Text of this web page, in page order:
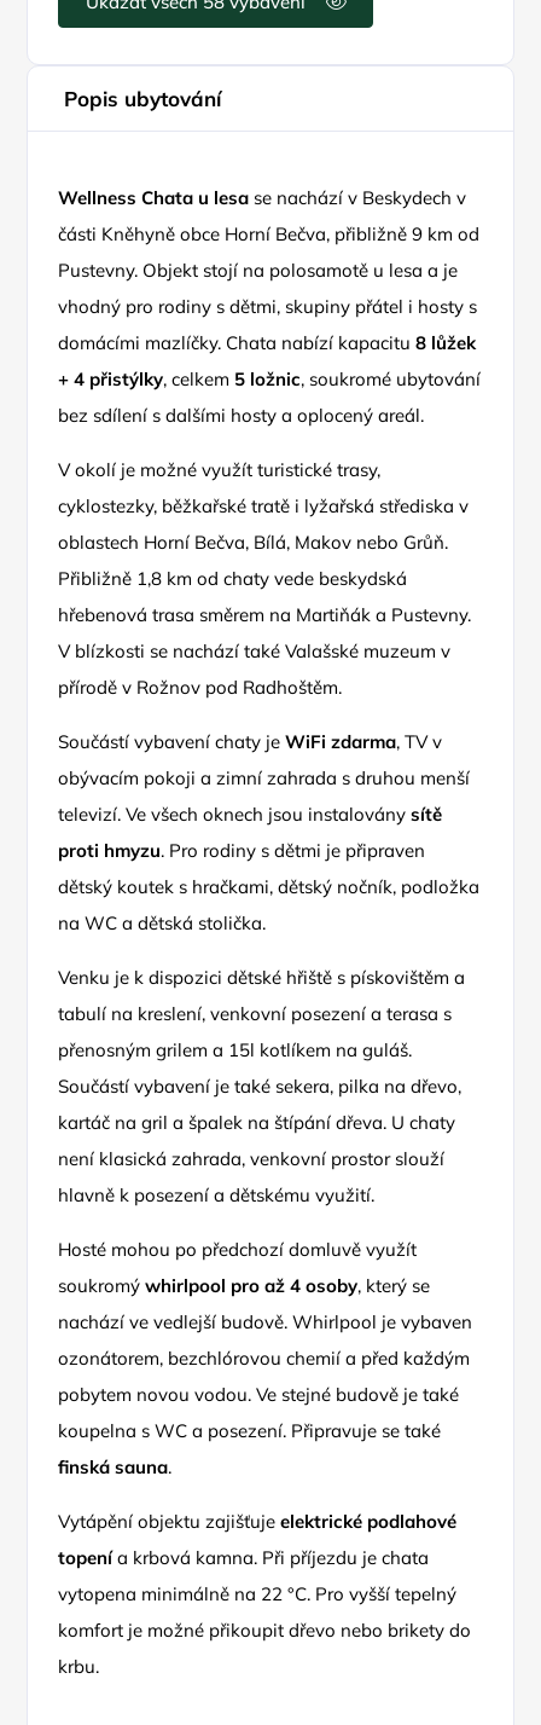
Popis ubytování
Wellness Chata u lesa se nachází v Beskydech v
části Kněhyně obce Horní Bečva, přibližně 9 km od
Pustevny. Objekt stojí na polosamotě u lesa a je
vhodný pro rodiny s dětmi, skupiny přátel i hosty s
domácími mazlíčky. Chata nabízí kapacitu8 lůžek
+ 4 přistýlky, celkem 5 ložnic, soukromé ubytování
bez sdílení s dalšími hosty a oplocený areál.
V okolí je možné využít turistické trasy,
cyklostezky, běžkařské tratě i lyžařská střediska v
oblastech Horní Bečva, Bílá, Makov nebo Grůň.
Přibližně 1,8 km od chaty vede beskydská
hřebenová trasa směrem na Martiňák a Pustevny.
V blízkosti se nachází také Valašské muzeum v
přírodě v Rožnov pod Radhoštěm.
Součástí vybavení chaty jeWiFi zdarma, TV v
obývacím pokoji a zimní zahrada s druhou menší
televizí. Ve všech oknech jsou instaloványsítě
proti hmyzu. Pro rodiny s dětmi je připraven
dětský koutek s hračkami, dětský nočník, podložka
na WC a dětská stolička.
Venku je k dispozici dětské hřiště s pískovištěm a
tabulí na kreslení, venkovní posezení a terasa s
přenosným grilem a 15l kotlíkem na guláš.
Součástí vybavení je také sekera, pilka na dřevo,
kartáč na gril a špalek na štípání dřeva. U chaty
není klasická zahrada, venkovní prostor slouží
hlavně k posezení a dětskému využití.
Hosté mohou po předchozí domluvě využít
soukromýwhirlpool pro až 4 osoby, který se
nachází ve vedlejší budově. Whirlpool je vybaven
ozonátorem, bezchlórovou chemií a před každým
pobytem novou vodou. Ve stejné budově je také
koupelna s WC a posezení. Připravuje se také
finská sauna.
Vytápění objektu zajišťujeelektrické podlahové
topenía krbová kamna. Při příjezdu je chata
vytopena minimálně na 22 °C. Pro vyšší tepelný
komfort je možné přikoupit dřevo nebo brikety do
krbu.